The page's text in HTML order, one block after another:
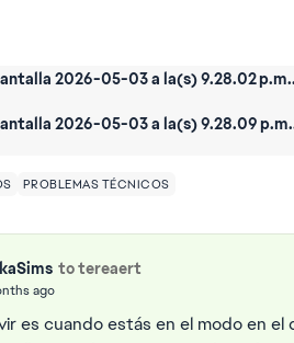
2026-05-03 a la(s) 9.28.02
2026-05-03 a la(s) 9.28.09
PROBLEMAS TÉCNICOS
to tereaert
ago
es cuando estás en el modo en